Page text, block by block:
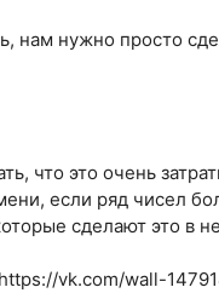
нам нужно просто
что это очень
если ряд чисел
сделают это в
https://vk.com/wall-